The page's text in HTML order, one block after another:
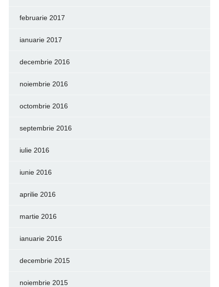
februarie 2017
ianuarie 2017
decembrie 2016
noiembrie 2016
octombrie 2016
septembrie 2016
iulie 2016
iunie 2016
aprilie 2016
martie 2016
ianuarie 2016
decembrie 2015
noiembrie 2015